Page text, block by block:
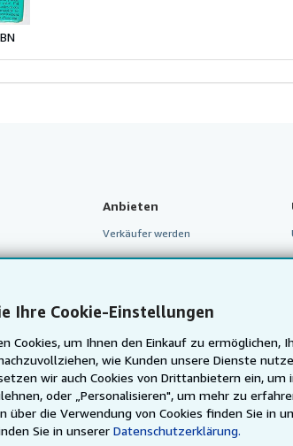
Ihre Cookie-Einstellungen
Cookies, um Ihnen den Einkauf zu
wie Kunden unsere Dienste
wir auch Cookies von Drittanbietern ein,
oder „Personalisieren", um mehr zu
über die Verwendung von Cookies finden Sie in
Sie in unsererDatenschutzerklärung.
Anbieten
Verkäufer werden
Partnerprogramm